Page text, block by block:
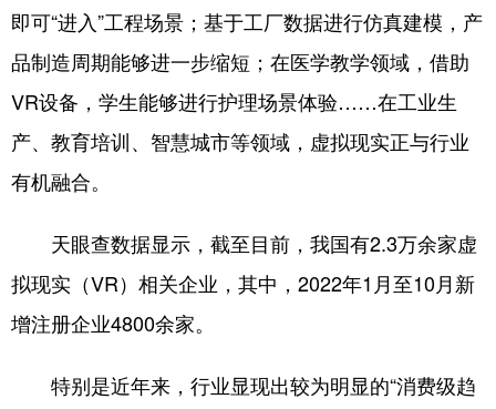
四川 贵州 云南 西藏
陕西 甘肃 青海 宁夏
新疆 内蒙古 黑龙江
多语种频道
English Español Français عربى
Русский язык 日本語 한국어
即可“进入”工程场景；基于工厂数据进行仿真建模，产
品制造周期能够进一步缩短；在医学教学领域，借助
VR设备，学生能够进行护理场景体验……在工业生
产、教育培训、智慧城市等领域，虚拟现实正与行业
有机融合。
天眼查数据显示，截至目前，我国有2.3万余家虚
拟现实（VR）相关企业，其中，2022年1月至10月新
增注册企业4800余家。
特别是近年来，行业显现出较为明显的“消费级趋